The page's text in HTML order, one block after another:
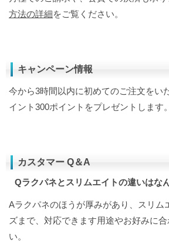
方法の詳細をご覧ください。
キャンペーン情報
今から3時間以内に初めてのご注文をい
イント300ポイントをプレゼントします。
カスタマー Q＆A
Qラクパネとスリムエイトの違いはな
Aラクパネのほうが厚みがあり、スリム
ズまで、対応できます用途やお好みに
い。